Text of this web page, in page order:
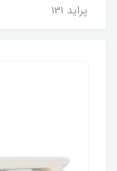
پراید 131